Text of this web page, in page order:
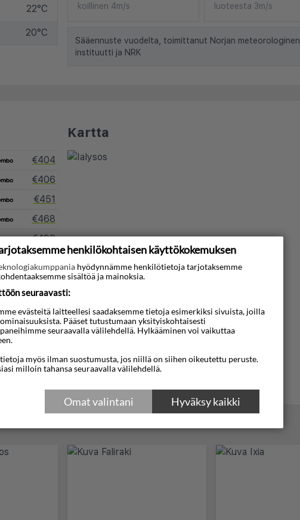
22°C
20°C
koillinen 4m/s
luoteesta 3m/s
Sääennuste vuodelta, toimittanut Norjan meteorologinen
instituutti ja NRK
€404
€406
€451
€468
€499
€506
€509
€540
€552
Ialysos
Kartta
henkilökohtaisen käyttökokemuksen
hyödynnämme henkilötietoja tarjotaksemme
sisältöä ja mainoksia.
seuraavasti:
evästeitä laitteellesi saadaksemme tietoja esimerkiksi sivuista, joilla
Pääset tutustumaan yksityiskohtaisesti
seuraavalla välilehdellä. Hylkääminen voi vaikuttaa
myös ilman suostumusta, jos niillä on siihen oikeutettu peruste.
milloin tahansa seuraavalla välilehdellä.
Hyväksy kaikki
Omat valintani